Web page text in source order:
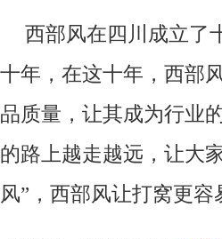
西部风在四川成立了
十年，在这十年，西部
品质量，让其成为行业
的路上越走越远，让大
风”，西部风让打窝更容